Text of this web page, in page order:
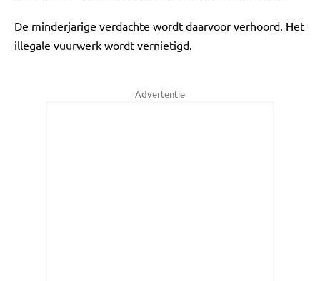
De minderjarige verdachte wordt daarvoor verhoord. Het
illegale vuurwerk wordt vernietigd.
Advertentie